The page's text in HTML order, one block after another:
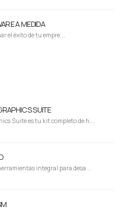
A MEDIDA
el éxito de tu empre...
SUITE
Suite es tu kit completo de h...
integral para desa...